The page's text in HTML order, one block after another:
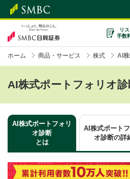
リ
手数
ホーム 商品・サービス 株式 AI
AI株式ポートフォリオ診
AI株式ポートフォリ
オ診断
とは
AI株式ポート
オ診断の詳